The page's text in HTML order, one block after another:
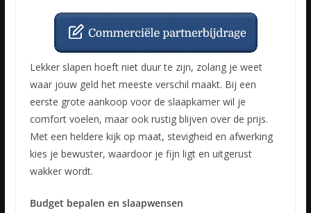
Lekker slapen hoeft niet duur te zijn, zolang je weet
waar jouw geld het meeste verschil maakt. Bij een
eerste grote aankoop voor de slaapkamer wil je
comfort voelen, maar ook rustig blijven over de prijs.
Met een heldere kijk op maat, stevigheid en afwerking
kies je bewuster, waardoor je fijn ligt en uitgerust
wakker wordt.
Budget bepalen en slaapwensen